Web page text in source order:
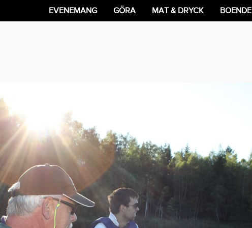
EVENEMANG GÖRA MAT & DRYCK BOENDE